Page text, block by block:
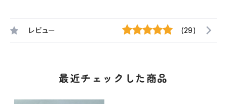
レビュー (29)
最近チェックした商品